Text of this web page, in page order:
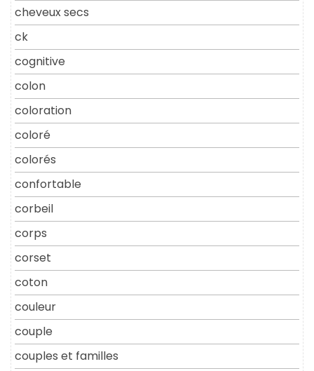
cheveux secs
ck
cognitive
colon
coloration
coloré
colorés
confortable
corbeil
corps
corset
coton
couleur
couple
couples et familles